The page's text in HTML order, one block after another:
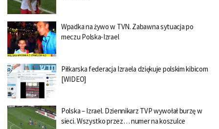
Wpadka na żywo w TVN. Zabawna sytuacja po
meczu Polska-Izrael
Piłkarska federacja Izraela dziękuje polskim kibicom
[WIDEO]
Polska – Izrael. Dziennikarz TVP wywołał burzę w
sieci. Wszystko przez… numer na koszulce